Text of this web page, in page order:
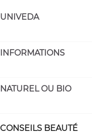
UNIVEDA
INFORMATIONS
NATUREL OU BIO
CONSEILS BEAUTÉ